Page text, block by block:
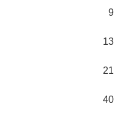
9
13
21
40